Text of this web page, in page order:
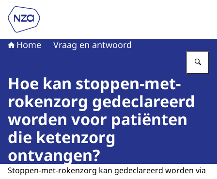
Naar de homepage van Nederlandse Zorgautoriteit
Home Vraag en antwoord
Hoe kan stoppen-met-
rokenzorg gedeclareerd
worden voor patiënten
die ketenzorg
ontvangen?
Stoppen-met-rokenzorg kan gedeclareerd worden via